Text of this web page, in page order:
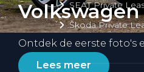
SEAT Private
Škoda Private
Volkswagen
Ontdek de eerste foto's
Lees meer